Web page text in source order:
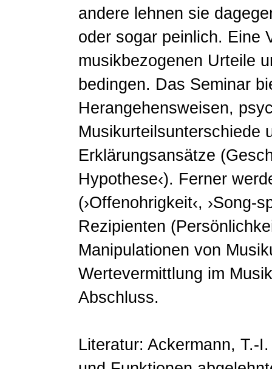
andere lehnen sie
oder sogar peinlich. Eine
musikbezogenen Urteile
bedingen. Das Seminar
Herangehensweisen,
Musikurteilsunterschiede
Erklärungsansätze
Hypothese‹). Ferner
(›Offenohrigkeit‹, ›Song-
Rezipienten
Manipulationen von
Wertevermittlung im
Abschluss.
Literatur: Ackermann, T.-